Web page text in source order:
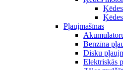
Pļaujmašīnas
Benzīna
Disku
Elektriskās